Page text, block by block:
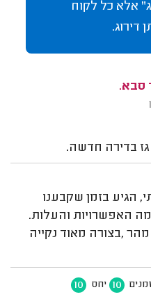
אלא כל לקוח
דירוג.
סבא.
גז בדירה חדשה.
הגיע בזמן שקבענו
האפשרויות והעלות.
,בצורה מאוד נקייה
זמנים 10 יחס 10